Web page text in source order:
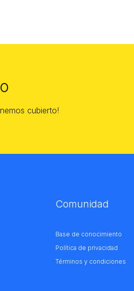
cubierto!
Comunidad
Base de conocimiento
Política de privacidad
Términos y condiciones